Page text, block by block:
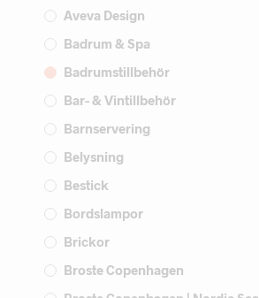
Aveva Design
Badrum & Spa
Badrumstillbehör
Bar- & Vintillbehör
Barnservering
Belysning
Bestick
Bordslampor
Brickor
Broste Copenhagen